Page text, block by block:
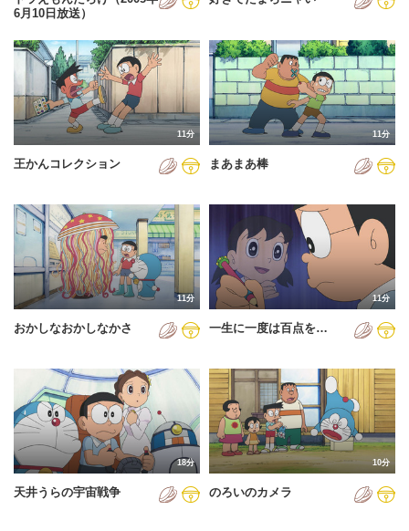
6月10日放送）
11分
王かんコレクション
11分
まあまあ棒
11分
おかしなおかしなかさ
11分
一生に一度は百点を…
18分
天井うらの宇宙戦争
10分
のろいのカメラ